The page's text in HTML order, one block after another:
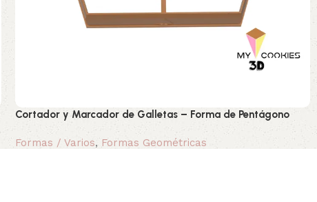
Cortador y Marcador de Galletas – Forma de Pentágono
Formas / Varios, Formas Geométricas